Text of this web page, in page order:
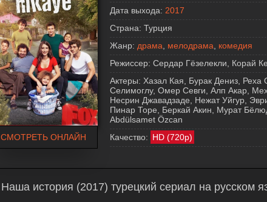
СМОТРЕТЬ ОНЛАЙН
Дата выхода: 2017
Страна: Турция
Жанр: драма мелодрама
комедия
Режиссер: Сердар Гёзелекли, Корай
Актеры: Хазал Кая, Бурак Дениз,
Селимоглу, Омер Севги, Алп Акар,
Несрин Джавадзаде, Нежат Уйгур,
Пинар Торе, Беркай Акин, Мурат
Abdülsamet Özcan
Качество: HD (720p)
Наша история (2017) турецкий сериал на русском